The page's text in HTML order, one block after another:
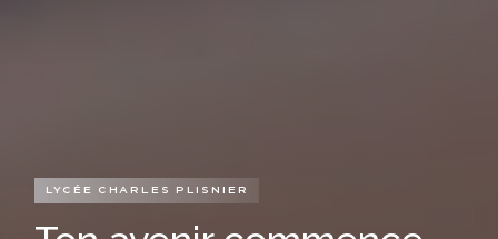
LYCÉE CHARLES PLISNIER